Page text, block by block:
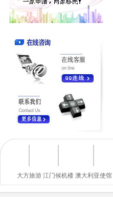
大方旅游 江门候机楼 澳大利亚使馆